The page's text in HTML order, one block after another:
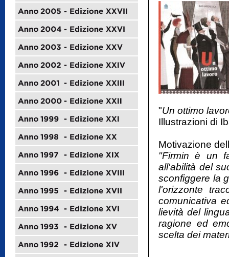
"Un ottimo
Illustrazioni di
Motivazione
"Firmin è un
all'abilità del
sconfiggere la
l'orizzonte
comunicativa
lievità del
ragione ed
scelta dei